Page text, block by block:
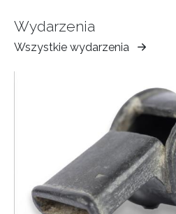
Wydarzenia
Wszystkie wydarzenia
Muzeum
Ziemi